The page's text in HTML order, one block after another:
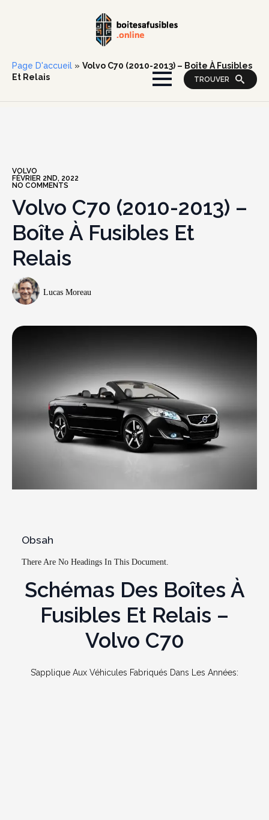
TROUVER
Page D'accueil » Volvo C70 (2010-2013) – Boîte À Fusibles
Et Relais
VOLVO
FÉVRIER 2ND, 2022
NO COMMENTS
Volvo C70 (2010-2013) –
Boîte À Fusibles Et
Relais
Lucas Moreau
Obsah
There Are No Headings In This Document.
Schémas Des Boîtes À
Fusibles Et Relais –
Volvo C70
S’applique Aux Véhicules Fabriqués Dans Les Années: